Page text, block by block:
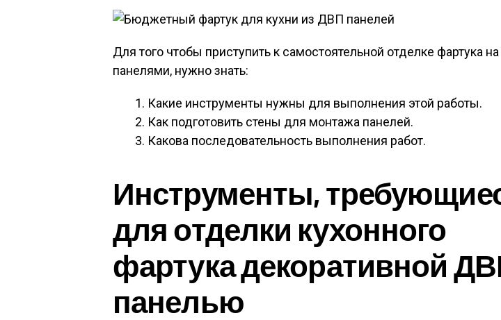
Для того чтобы приступить к самостоятельной отделке фартука
панелями, нужно знать:
Какие инструменты нужны для выполнения этой работы.
Как подготовить стены для монтажа панелей.
Какова последовательность выполнения работ.
Инструменты,
для отделки кухонного
фартука декоративной
панелью